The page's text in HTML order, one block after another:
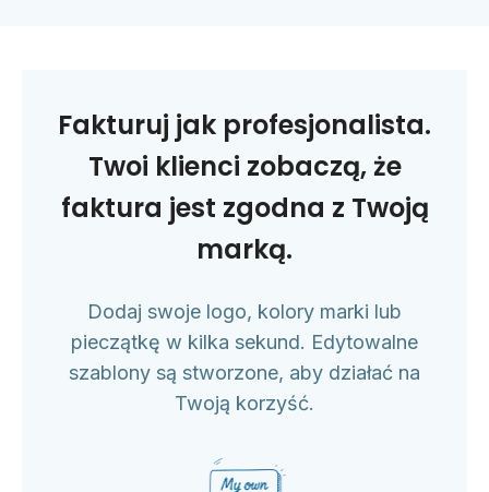
Fakturuj jak profesjonalista.
Twoi klienci zobaczą, że
faktura jest zgodna z Twoją
marką.
Dodaj swoje logo, kolory marki lub
pieczątkę w kilka sekund. Edytowalne
szablony są stworzone, aby działać na
Twoją korzyść.